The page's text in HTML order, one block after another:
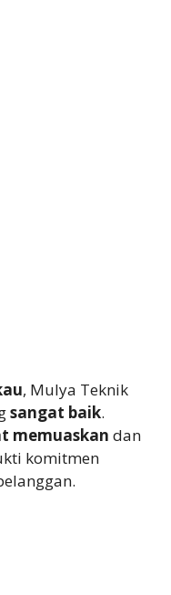
, Mulya Teknik
sangat baik.
memuaskan dan
komitmen